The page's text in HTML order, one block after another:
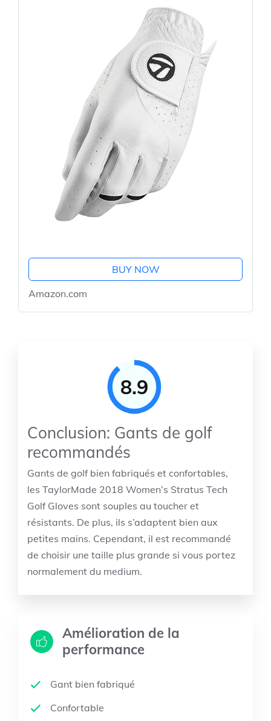
BUY NOW
Amazon.com
8.9
Conclusion: Gants de golf
recommandés
Gants de golf bien fabriqués et confortables,
les TaylorMade 2018 Women’s Stratus Tech
Golf Gloves sont souples au toucher et
résistants. De plus, ils s’adaptent bien aux
petites mains. Cependant, il est recommandé
de choisir une taille plus grande si vous portez
normalement du medium.
Amélioration de la
performance
Gant bien fabriqué
Confortable